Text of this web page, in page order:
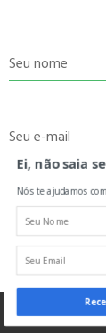
Seu nome
Seu e-mail
Ei, não saia
Nós te ajudamos